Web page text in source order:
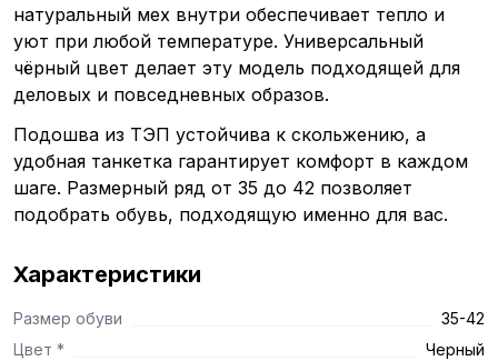
натуральный мех внутри обеспечивает тепло и
уют при любой температуре. Универсальный
чёрный цвет делает эту модель подходящей для
деловых и повседневных образов.
Подошва из ТЭП устойчива к скольжению, а
удобная танкетка гарантирует комфорт в каждом
шаге. Размерный ряд от 35 до 42 позволяет
подобрать обувь, подходящую именно для вас.
Характеристики
Размер обуви
35-42
Цвет *
Черный